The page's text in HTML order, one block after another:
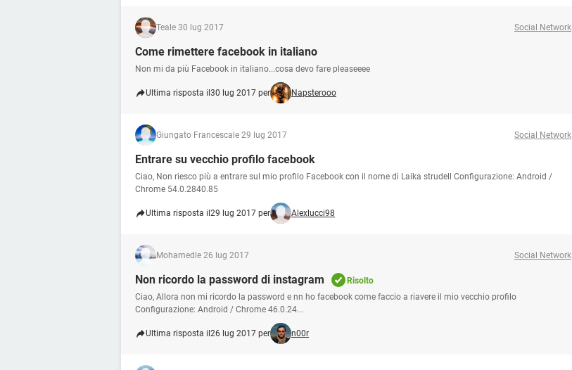
Tea le 30 lug 2017 Social Network
Come rimettere facebook in italiano
Non mi da più Facebook in italiano...cosa devo fare pleaseeee
Ultima risposta il 30 lug 2017 per Napsterooo
Giungato Francesca le 29 lug 2017 Social Network
Entrare su vecchio profilo facebook
Ciao, Non riesco più a entrare sul mio profilo Facebook con il nome di Laika strudell Configurazione: Android /
Chrome 54.0.2840.85
Ultima risposta il 29 lug 2017 per Alexlucci98
Mohamed le 26 lug 2017 Social Network
Non ricordo la password di instagram
Risolto
Ciao, Allora non mi ricordo la password e nn ho facebook come faccio a riavere il mio vecchio profilo
Configurazione: Android / Chrome 46.0.24...
Ultima risposta il 26 lug 2017 per n00r